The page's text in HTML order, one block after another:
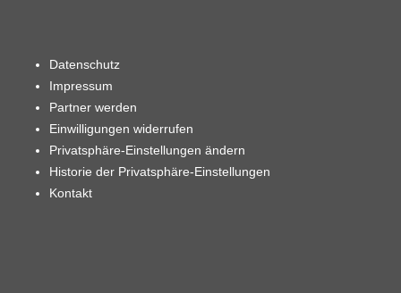
Datenschutz
Impressum
Partner werden
Einwilligungen widerrufen
Privatsphäre-Einstellungen ändern
Historie der Privatsphäre-Einstellungen
Kontakt